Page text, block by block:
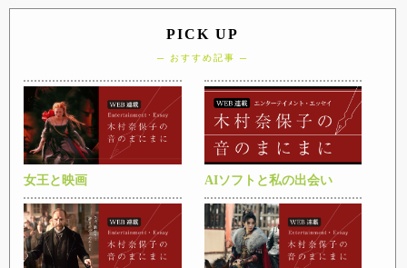
PICK UP
─ おすすめ記事 ─
女王と映画 AIソフトと私の出会い